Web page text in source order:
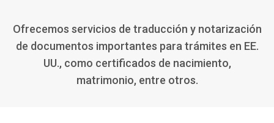
Ofrecemos servicios de traducción y notarización
de documentos importantes para trámites en EE.
UU., como certificados de nacimiento,
matrimonio, entre otros.